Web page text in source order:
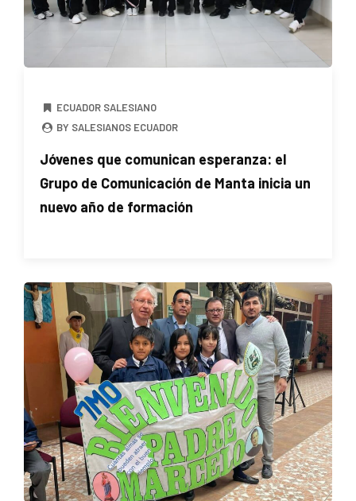
ECUADOR SALESIANO
BY SALESIANOS ECUADOR
Jóvenes que comunican esperanza: el
Grupo de Comunicación de Manta inicia un
nuevo año de formación